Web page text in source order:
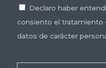
Declaro haber
consiento el tratamiento
datos de carácter